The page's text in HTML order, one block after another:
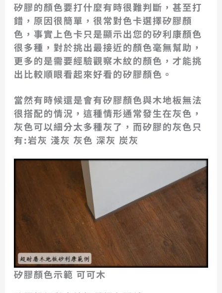
矽膠的顏色要打什麼有時很難判斷，甚至打
錯，原因很簡單，很常對色卡選擇矽膠顏
色，事實上色卡只是顯示出您的矽利康顏色
很多種，對於挑出最接近的顏色毫無幫助，
更多的是需要經驗觀察木紋的顏色，才能挑
出比較順眼看起來好看的矽膠顏色。
當然有時候還是會有矽膠顏色與木地板無法
很搭配的情況，這種情形通常發生在灰色，
灰色可以細分太多種灰了，而矽膠的灰色只
有:岩灰 淺灰 灰色 深灰 炭灰
矽膠顏色示範 可可木